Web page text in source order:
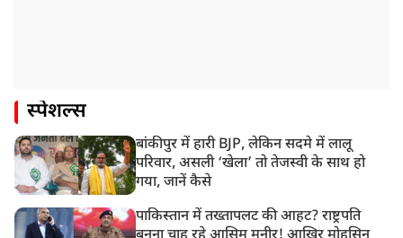
स्पेशल्स
बांकीपुर में हारी BJP, लेकिन सदमे में लालू
परिवार, असली ‘खेला’ तो तेजस्वी के साथ हो
गया, जानें कैसे
पाकिस्तान में तख्तापलट की आहट? राष्ट्रपति